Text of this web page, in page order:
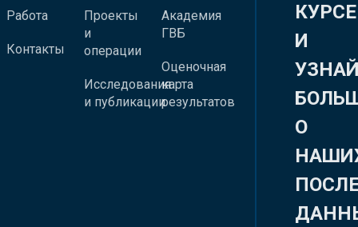
Работа
Контакты
Проекты
и
операции
Исследования
и публикации
Академия
ГВБ
Оценочная
карта
результатов
КУРСЕ
И
О